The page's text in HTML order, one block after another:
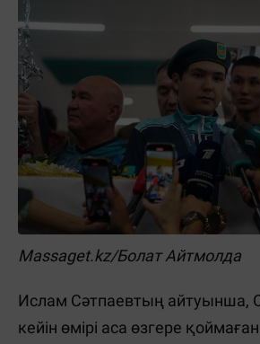
Massaget.kz/Болат Айтмолда
Ислам Сәтпаевтың айтуынша,
кейін өмірі аса өзгере